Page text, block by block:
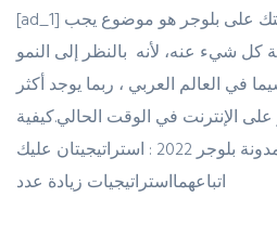
[ad_1] كيفية زيادة عدد زوار مدونتك على بلوجر هو موضوع يجب
كل شيء عنه، لأنه بالنظر إلى النمو
في العالم العربي ، ربما يوجد أكثر
على الإنترنت في الوقت الحالي.كيفية
زيادة عدد زوار مدونة بلوجر 2022 : استراتيجيتان عليك
اتباعهمااستراتيجيات زيادة عدد